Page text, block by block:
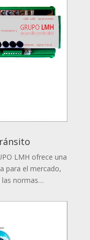
LMH ofrece una
para el mercado,
normas…